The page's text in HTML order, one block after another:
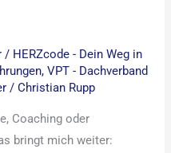
/ HERZcode - Dein Weg in
,VPT - Dachverband
/Christian Rupp
Coaching oder
bringt mich weiter: